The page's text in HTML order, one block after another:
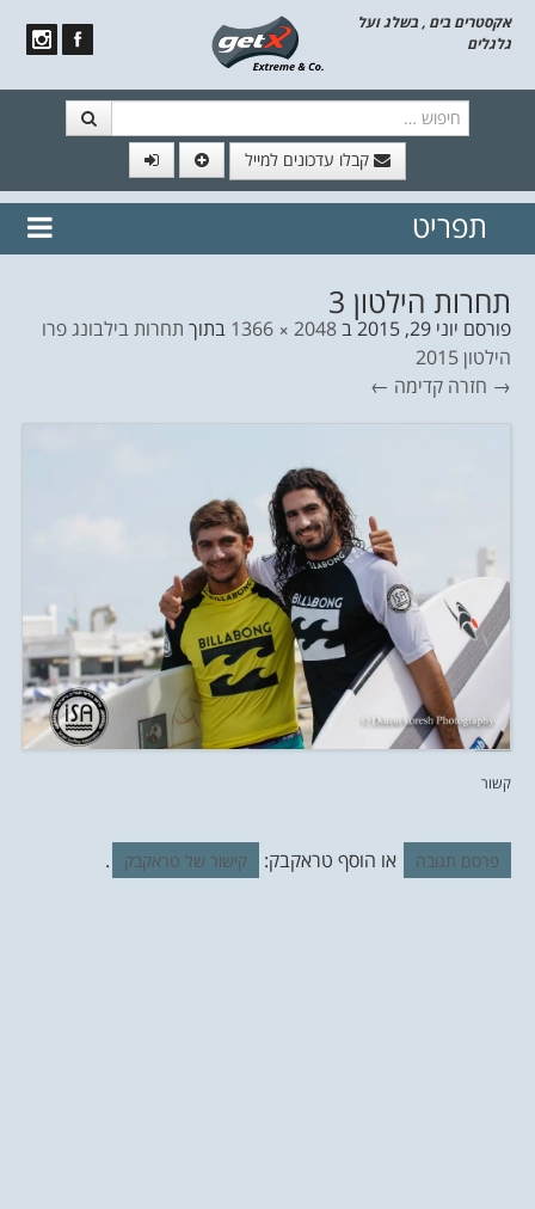
אקסטרים בים , בשלג ועל
גלגלים
קבלו עדכונים למייל
// הצטרף לרשימת תפוצה!
נשמח
תפריט
תחרות הילטון 3
פורסם יוני 29, 2015 ב2048 × 1366 בתוך תחרות בילבונג פרו
הילטון 2015
→ חזרה קדימה ←
קשור
פרסם תגובה או הוסף טראקבק: קישור של טראקבק .